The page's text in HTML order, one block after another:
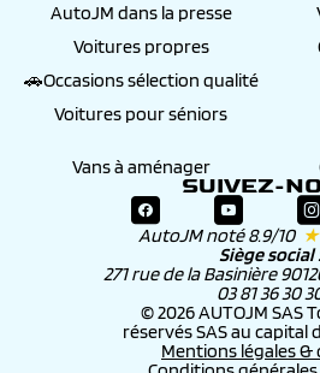
AutoJM dans la presse
Voitures propres
🚗Occasions sélection qualité
Voitures pour séniors
Vans à aménager
SUIVEZ-
AutoJM noté 8.9/10
Siège social :
271 rue de la Basinière
03 81 36 30
© 2026 AUTOJM SAS
réservés SAS au capital
Mentions légales &